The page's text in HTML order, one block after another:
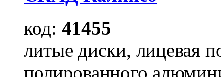
код: 41455
литые диски, лицевая
полированного